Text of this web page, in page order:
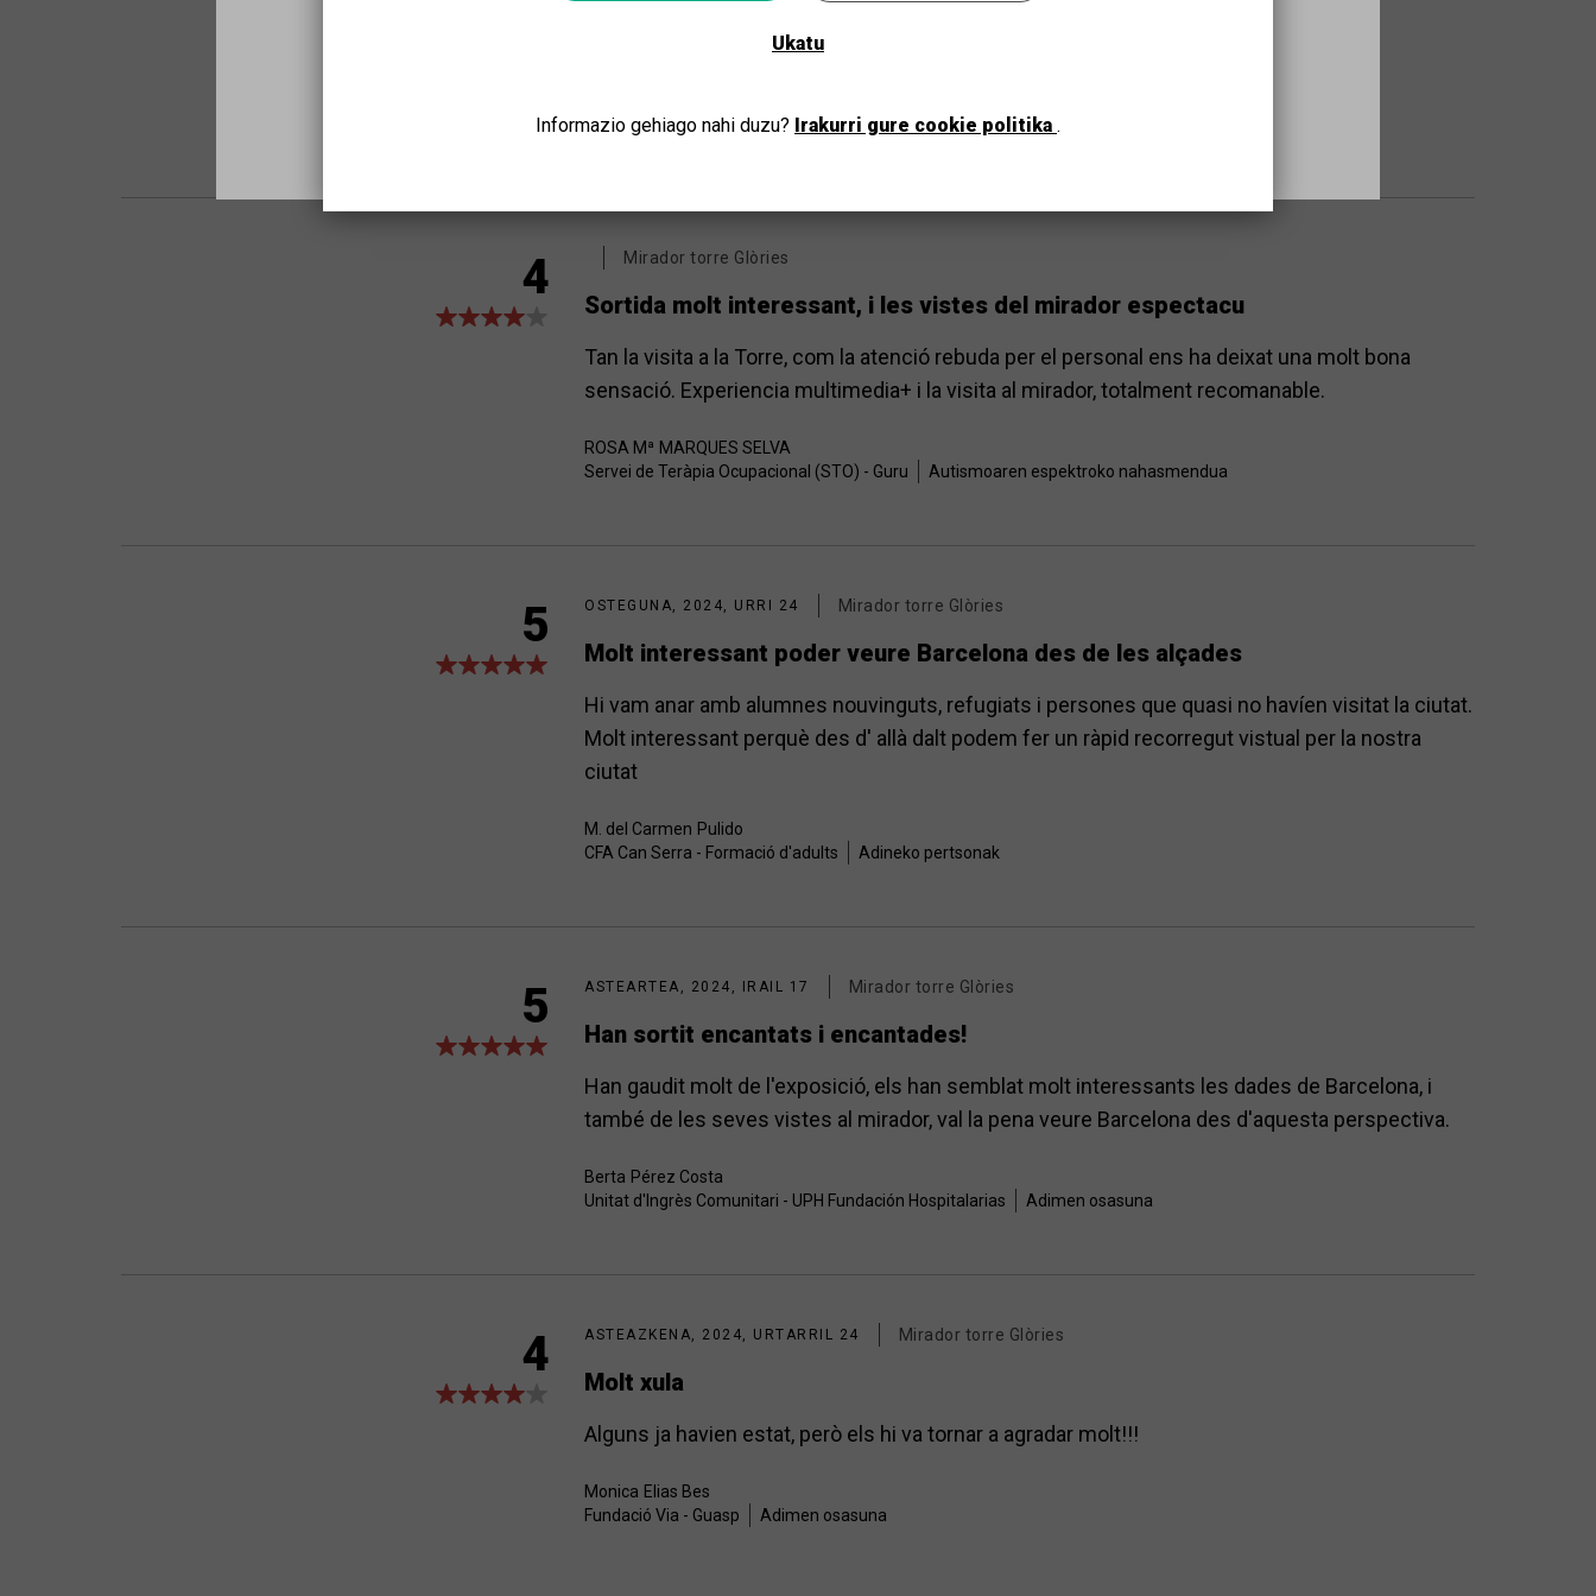
Se ve toda Barcelona, los usuarios lo han disfrutado.
Hospital de Dia-Addiccions/Sant Pau
Adimen osasuna
4 Mirador torre Glòries
Sortida molt interessant, i les vistes del mirador espectacu
Tan la visita a la Torre, com la atenció rebuda per el personal ens ha deixat una molt bona
sensació. Experiencia multimedia+ i la visita al mirador, totalment recomanable.
ROSA Mª MARQUES SELVA
Servei de Teràpia Ocupacional (STO) - Guru
Autismoaren espektroko nahasmendua
5 OSTEGUNA, 2024, URRI 24 Mirador torre Glòries
Molt interessant poder veure Barcelona des de les alçades
Hi vam anar amb alumnes nouvinguts, refugiats i persones que quasi no havíen visitat la ciutat.
Molt interessant perquè des d' allà dalt podem fer un ràpid recorregut vistual per la nostra
ciutat
M. del Carmen Pulido
CFA Can Serra - Formació d'adults
Adineko pertsonak
5 ASTEARTEA, 2024, IRAIL 17 Mirador torre Glòries
Han sortit encantats i encantades!
Han gaudit molt de l'exposició, els han semblat molt interessants les dades de Barcelona, i
també de les seves vistes al mirador, val la pena veure Barcelona des d'aquesta perspectiva.
Berta Pérez Costa
Unitat d'Ingrès Comunitari - UPH Fundación Hospitalarias
Adimen osasuna
4 ASTEAZKENA, 2024, URTARRIL 24 Mirador torre Glòries
Molt xula
Alguns ja havien estat, però els hi va tornar a agradar molt!!!
Monica Elias Bes
Fundació Via - Guasp
Adimen osasuna
Ukatu
Informazio gehiago nahi duzu? Irakurri gure cookie politika .